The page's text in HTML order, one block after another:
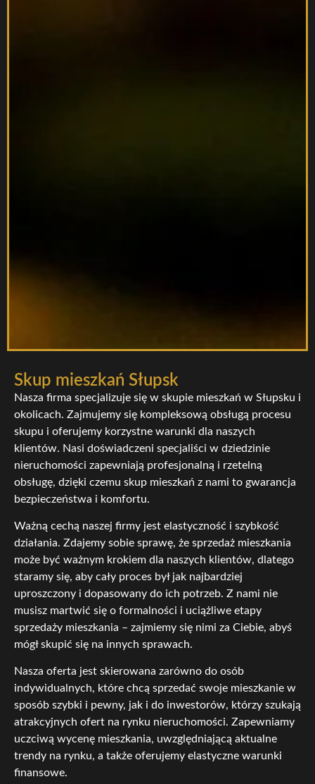
Skup mieszkań Słupsk
Nasza firma specjalizuje się w skupie mieszkań w Słupsku i
okolicach. Zajmujemy się kompleksową obsługą procesu
skupu i oferujemy korzystne warunki dla naszych
klientów. Nasi doświadczeni specjaliści w dziedzinie
nieruchomości zapewniają profesjonalną i rzetelną
obsługę, dzięki czemu skup mieszkań z nami to gwarancja
bezpieczeństwa i komfortu.
Ważną cechą naszej firmy jest elastyczność i szybkość
działania. Zdajemy sobie sprawę, że sprzedaż mieszkania
może być ważnym krokiem dla naszych klientów, dlatego
staramy się, aby cały proces był jak najbardziej
uproszczony i dopasowany do ich potrzeb. Z nami nie
musisz martwić się o formalności i uciążliwe etapy
sprzedaży mieszkania – zajmiemy się nimi za Ciebie, abyś
mógł skupić się na innych sprawach.
Nasza oferta jest skierowana zarówno do osób
indywidualnych, które chcą sprzedać swoje mieszkanie w
sposób szybki i pewny, jak i do inwestorów, którzy szukają
atrakcyjnych ofert na rynku nieruchomości. Zapewniamy
uczciwą wycenę mieszkania, uwzględniającą aktualne
trendy na rynku, a także oferujemy elastyczne warunki
finansowe.